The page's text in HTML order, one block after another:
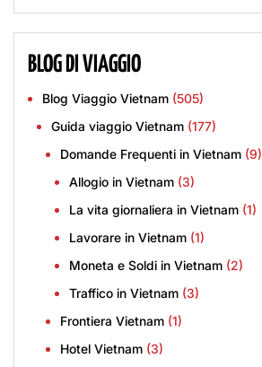
BLOG DI VIAGGIO
Blog Viaggio Vietnam (505)
Guida viaggio Vietnam (177)
Domande Frequenti in Vietnam (9)
Allogio in Vietnam (3)
La vita giornaliera in Vietnam (1)
Lavorare in Vietnam (1)
Moneta e Soldi in Vietnam (2)
Traffico in Vietnam (3)
Frontiera Vietnam (1)
Hotel Vietnam (3)